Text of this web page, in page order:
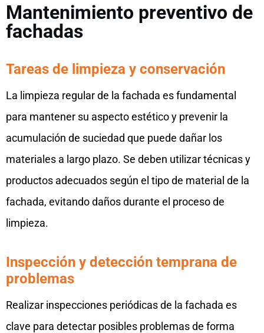
Mantenimiento preventivo de
fachadas
Tareas de limpieza y conservación
La limpieza regular de la fachada es fundamental
para mantener su aspecto estético y prevenir la
acumulación de suciedad que puede dañar los
materiales a largo plazo. Se deben utilizar técnicas y
productos adecuados según el tipo de material de la
fachada, evitando daños durante el proceso de
limpieza.
Inspección y detección temprana de
problemas
Realizar inspecciones periódicas de la fachada es
clave para detectar posibles problemas de forma